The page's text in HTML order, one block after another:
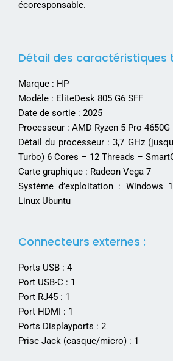
écoresponsable.
Détail des caractéristiques
Marque : HP
Modèle : EliteDesk 805 G6 SFF
Date de sortie : 2025
Processeur : AMD Ryzen 5 Pro 4650G
Détail du processeur : 3,7 GHz
Turbo) 6 Cores – 12 Threads –
Carte graphique : Radeon Vega 7
Système d’exploitation : Windows
Linux Ubuntu
Connecteurs externes :
Ports USB : 4
Port USB-C : 1
Port RJ45 : 1
Port HDMI : 1
Ports Displayports : 2
Prise Jack (casque/micro) : 1